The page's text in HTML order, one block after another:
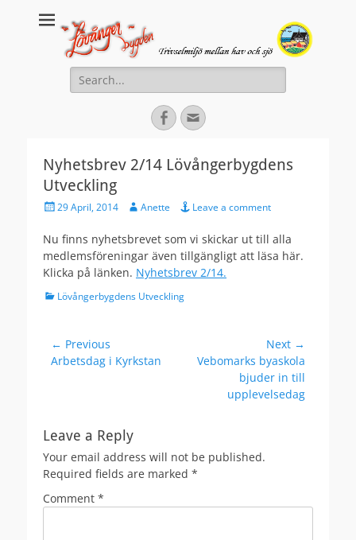
Lovanger.se
Välkommen till Lövånger
Search
for:
Facebook
Email
Nyhetsbrev 2/14 Lövångerbygdens
Utveckling
Posted29 April, 2014 Author
Anette Leave a comment
Nu finns nyhetsbrevet som vi skickar ut till alla
medlemsföreningar även tillgängligt att läsa här.
Klicka på länken. Nyhetsbrev 2/14.
Categories
Lövångerbygdens Utveckling
Post
navigation
← Previous
Previous
Arbetsdag i Kyrkstan
Next →
NextVebomarks byaskola
bjuder in till
upplevelsedag
Leave a Reply
Your email address will not be published.
Required fields are marked *
Comment *